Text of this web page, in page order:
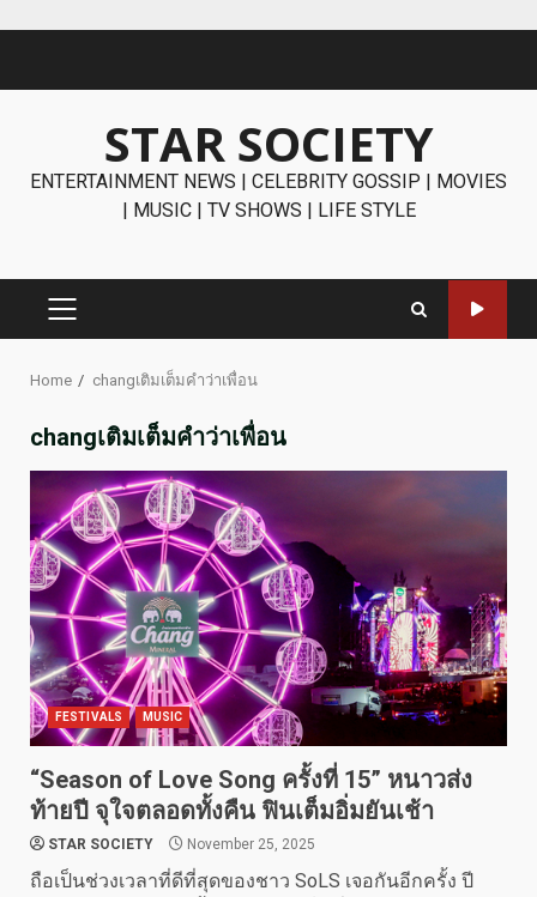
STAR SOCIETY
ENTERTAINMENT NEWS | CELEBRITY GOSSIP | MOVIES
| MUSIC | TV SHOWS | LIFE STYLE
PRIMARY
Home changเติมเต็มคำว่าเพื่อน
changเติมเต็มคำว่าเพื่อน
FESTIVALS MUSIC
“Season of Love Song ครั้งที่ 15” หนาวส่ง
ท้ายปี จุใจตลอดทั้งคืน ฟินเต็มอิ่มยันเช้า
STAR SOCIETY November 25, 2025
ถือเป็นช่วงเวลาที่ดีที่สุดของชาว SoLS เจอกันอีกครั้ง ปี